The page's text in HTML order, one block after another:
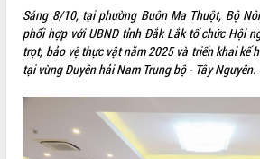
SỞ, BAN, NGÀNH
UBND CÁC XÃ, PHƯỜNG
HỆ THỐNG VĂN BẢN
Sáng 8/10, tại phường Buôn Ma Thuột, Bộ
phối hợp với UBND tỉnh Đắk Lắk tổ chức Hội
trọt, bảo vệ thực vật năm 2025 và triển khai kế
tại vùng Duyên hải Nam Trung bộ - Tây Nguyên.